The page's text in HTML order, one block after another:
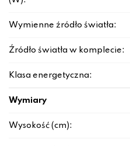
Wymienne źródło światła:
Źródło światła w komplecie:
Klasa energetyczna:
Wymiary
Wysokość (cm):